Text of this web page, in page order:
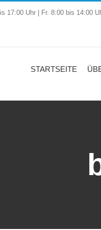
17:00 Uhr | Fr. 8:00 bis 14:00
STARTSEITE